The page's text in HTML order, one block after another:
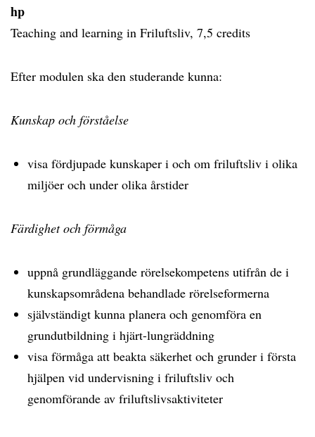
hp
Teaching and learning in Friluftsliv, 7,5 credits
Efter modulen ska den studerande kunna:
Kunskap och förståelse
visa fördjupade kunskaper i och om friluftsliv i olika
miljöer och under olika årstider
Färdighet och förmåga
uppnå grundläggande rörelsekompetens utifrån de i
kunskapsområdena behandlade rörelseformerna
självständigt kunna planera och genomföra en
grundutbildning i hjärt-lungräddning
visa förmåga att beakta säkerhet och grunder i första
hjälpen vid undervisning i friluftsliv och
genomförande av friluftslivsaktiviteter